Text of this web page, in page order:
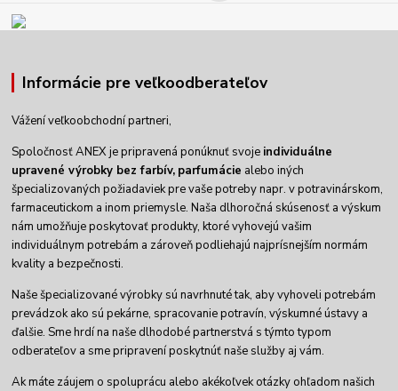
Informácie pre veľkoodberateľov
Vážení veľkoobchodní partneri,
Spoločnosť ANEX je pripravená ponúknuť svoje individuálne
upravené výrobky bez farbív, parfumácie alebo iných
špecializovaných požiadaviek pre vaše potreby napr. v potravinárskom,
farmaceutickom a inom priemysle. Naša dlhoročná skúsenosť a výskum
nám umožňuje poskytovať produkty, ktoré vyhovejú vašim
individuálnym potrebám a zároveň podliehajú najprísnejším normám
kvality a bezpečnosti.
Naše špecializované výrobky sú navrhnuté tak, aby vyhoveli potrebám
prevádzok ako sú pekárne, spracovanie potravín, výskumné ústavy a
ďalšie. Sme hrdí na naše dlhodobé partnerstvá s týmto typom
odberateľov a sme pripravení poskytnúť naše služby aj vám.
Ak máte záujem o spoluprácu alebo akékoľvek otázky ohľadom našich